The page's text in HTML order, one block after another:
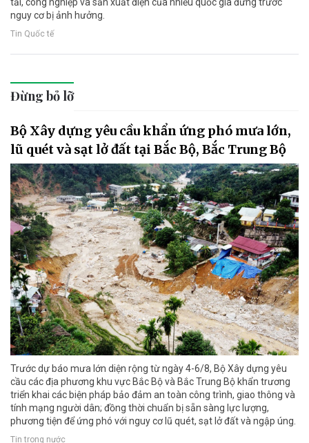
nguy cơ bị ảnh hưởng.
Tin Quốc tế
Đừng bỏ lỡ
Bộ Xây dựng yêu cầu khẩn ứng phó mưa lớn,
lũ quét và sạt lở đất tại Bắc Bộ, Bắc Trung Bộ
Trước dự báo mưa lớn diện rộng từ ngày 4-6/8, Bộ Xây dựng yêu
cầu các địa phương khu vực Bắc Bộ và Bắc Trung Bộ khẩn trương
triển khai các biện pháp bảo đảm an toàn công trình, giao thông và
tính mạng người dân; đồng thời chuẩn bị sẵn sàng lực lượng,
phương tiện để ứng phó với nguy cơ lũ quét, sạt lở đất và ngập úng.
Tin trong nước